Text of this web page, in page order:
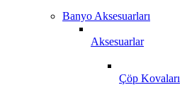
Banyo Aksesuarları
Aksesuarlar
Çöp Kovaları